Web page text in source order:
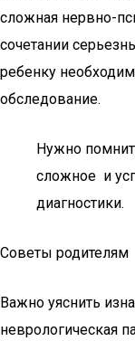
сложная нервно-
сочетании
ребенку
обследование.
Нужно
сложное и
диагностики.
Советы родителям
Важно уяснить
неврологическая